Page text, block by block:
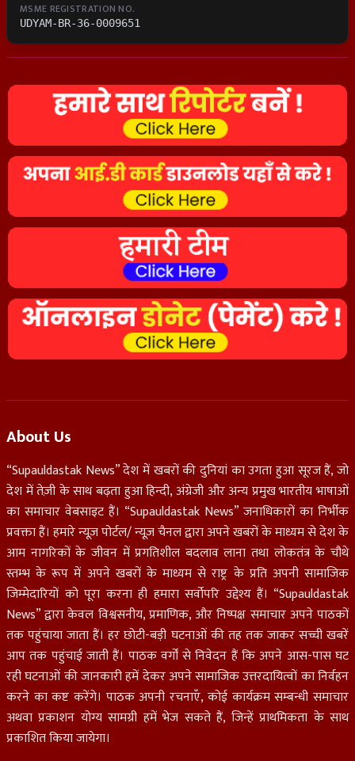
MSME REGISTRATION NO.
UDYAM-BR-36-0009651
About Us
“Supauldastak News” देश में खबरों की दुनियां का उगता हुआ सूरज हैं, जो
देश में तेज़ी के साथ बढ़ता हुआ हिन्दी, अंग्रेजी और अन्य प्रमुख भारतीय भाषाओं
का समाचार वेबसाइट हैं। “Supauldastak News” जनाधिकारों का निर्भीक
प्रवक्ता हैं। हमारे न्यूज़ पोर्टल/ न्यूज़ चैनल द्वारा अपने खबरों के माध्यम से देश के
आम नागरिकों के जीवन में प्रगतिशील बदलाव लाना तथा लोकतंत्र के चौथे
स्तम्भ के रूप में अपने खबरों के माध्यम से राष्ट्र के प्रति अपनी सामाजिक
जिम्मेदारियों को पूरा करना ही हमारा सर्वोपरि उद्देश्य हैं। “Supauldastak
News” द्वारा केवल विश्वसनीय, प्रमाणिक, और निष्पक्ष समाचार अपने पाठकों
तक पहुंचाया जाता हैं। हर छोटी-बड़ी घटनाओं की तह तक जाकर सच्ची खबरें
आप तक पहुंचाई जाती हैं। पाठक वर्गों से निवेदन हैं कि अपने आस-पास घट
रही घटनाओं की जानकारी हमें देकर अपने सामाजिक उत्तरदायित्वों का निर्वहन
करने का कष्ट करेंगे। पाठक अपनी रचनाएँ, कोई कार्यक्रम सम्बन्धी समाचार
अथवा प्रकाशन योग्य सामग्री हमें भेज सकते हैं, जिन्हें प्राथमिकता के साथ
प्रकाशित किया जायेगा।